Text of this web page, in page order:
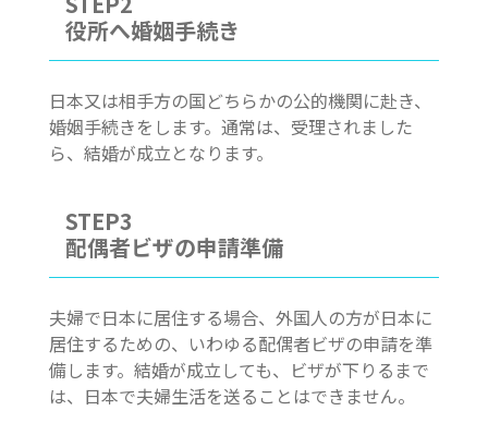
役所へ婚姻手続き
日本又は相手方の国どちらかの公的機関に赴き、
婚姻手続きをします。通常は、受理されました
ら、結婚が成立となります。
STEP3
配偶者ビザの申請準備
夫婦で日本に居住する場合、外国人の方が日本に
居住するための、いわゆる配偶者ビザの申請を準
備します。結婚が成立しても、ビザが下りるまで
は、日本で夫婦生活を送ることはできません。